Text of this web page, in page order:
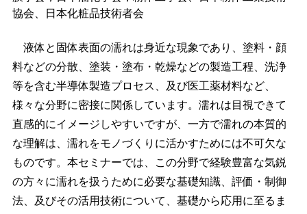
協会、日本化粧品技術者会
液体と固体表面の濡れは身近な現象であり、塗料・顔
料などの分散、塗装・塗布・乾燥などの製造工程、洗浄
等を含む半導体製造プロセス、及び医工薬材料など、
様々な分野に密接に関係しています。濡れは目視できて
直感的にイメージしやすいですが、一方で濡れの本質的
な理解は、濡れをモノづくりに活かすためには不可欠な
ものです。本セミナーでは、この分野で経験豊富な気鋭
の方々に濡れを扱うために必要な基礎知識、評価・制御
法、及びその活用技術について、基礎から応用に至るま